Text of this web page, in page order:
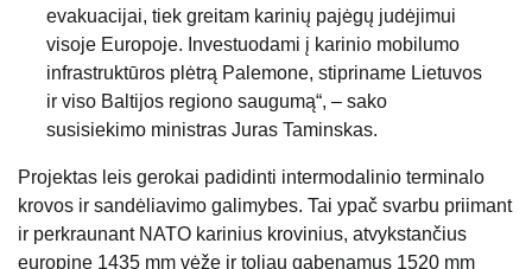
evakuacijai, tiek greitam karinių pajėgų judėjimui
visoje Europoje. Investuodami į karinio mobilumo
infrastruktūros plėtrą Palemone, stipriname Lietuvos
ir viso Baltijos regiono saugumą“, – sako
susisiekimo ministras Juras Taminskas.
Projektas leis gerokai padidinti intermodalinio terminalo
krovos ir sandėliavimo galimybes. Tai ypač svarbu priimant
ir perkraunant NATO karinius krovinius, atvykstančius
europine 1435 mm vėže ir toliau gabenamus 1520 mm